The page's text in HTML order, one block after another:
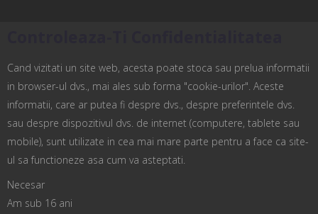
Cand vizitati un site web, acesta poate stoca sau prelua informatii
in browser-ul dvs., mai ales sub forma "cookie-urilor". Aceste
informatii, care ar putea fi despre dvs., despre preferintele dvs.
sau despre dispozitivul dvs. de internet (computere, tablete sau
mobile), sunt utilizate in cea mai mare parte pentru a face ca site-
ul sa functioneze asa cum va asteptati.
Necesar
Am sub 16 ani